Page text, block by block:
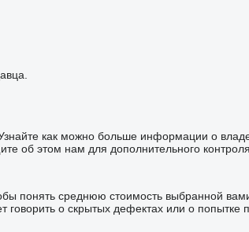
как можно больше информации о
об этом нам для дополнительного
понять среднюю стоимость выбранной
о скрытых дефектах или о